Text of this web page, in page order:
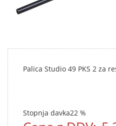
Palica Studio 49 PKS 2 za
Stopnja davka22 %